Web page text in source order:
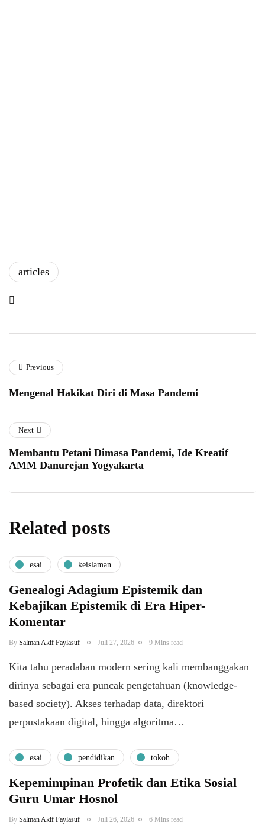
articles
Previous
Mengenal Hakikat Diri di Masa Pandemi
Next
Membantu Petani Dimasa Pandemi, Ide Kreatif
AMM Danurejan Yogyakarta
Related posts
esai keislaman
Genealogi Adagium Epistemik dan
Kebajikan Epistemik di Era Hiper-
Komentar
By Salman Akif Faylasuf Juli 27, 2026 9 Mins read
Kita tahu peradaban modern sering kali membanggakan
dirinya sebagai era puncak pengetahuan (knowledge-
based society). Akses terhadap data, direktori
perpustakaan digital, hingga algoritma…
esai pendidikan tokoh
Kepemimpinan Profetik dan Etika Sosial
Guru Umar Hosnol
By Salman Akif Faylasuf Juli 26, 2026 6 Mins read